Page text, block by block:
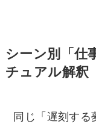
シーン別「仕
チュアル解釈
同じ「遅刻する